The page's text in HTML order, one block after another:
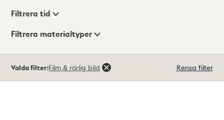
Visningsläge
Filtrera tid
Filtrera materialtyper
träffar
Valda filter:Film & rörlig bild Rensa filter